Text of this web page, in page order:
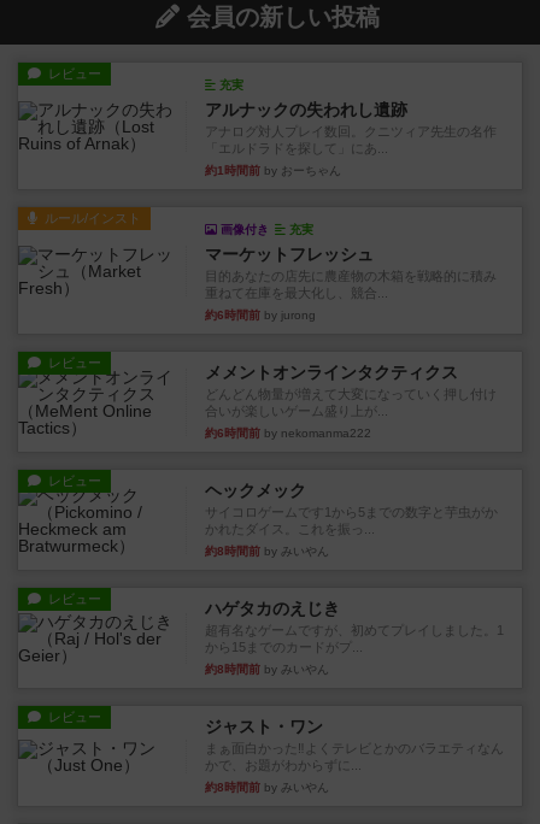
会員の新しい投稿
レビュー
充実
アルナックの失われし遺跡
アナログ対人プレイ数回。クニツィア先生の名作
「エルドラドを探して」にあ...
約1時間前 by おーちゃん
ルール/インスト
画像付き 充実
マーケットフレッシュ
目的あなたの店先に農産物の木箱を戦略的に積み
重ねて在庫を最大化し、競合...
約6時間前 by jurong
レビュー メメントオンラインタクティクス
どんどん物量が増えて大変になっていく押し付け
合いが楽しいゲーム盛り上が...
約6時間前 by nekomanma222
レビュー ヘックメック
サイコロゲームです1から5までの数字と芋虫がか
かれたダイス。これを振っ...
約8時間前 by みいやん
レビュー ハゲタカのえじき
超有名なゲームですが、初めてプレイしました。1
から15までのカードがプ...
約8時間前 by みいやん
レビュー ジャスト・ワン
まぁ面白かった‼️よくテレビとかのバラエティなん
かで、お題がわからずに...
約8時間前 by みいやん